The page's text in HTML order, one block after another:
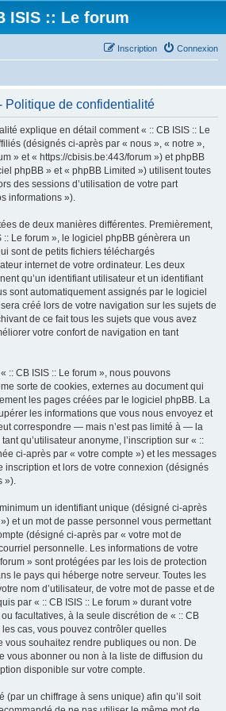
ISIS :: Le forum
Connexion
Inscription
Politique de confidentialité
explique en détail comment « :: CB ISIS :: Le
(désignés ci-après par « nous », « notre »,
» et « https://cbisis.be:443/forum ») et phpBB
phpBB » et « phpBB Limited ») utilisent toutes
des sessions d’utilisation de votre part
informations »).
de deux manières différentes. Premièrement,
:: Le forum », le logiciel phpBB génèrera un
sont de petits fichiers téléchargés
internet de votre ordinateur. Les deux
qu’un identifiant utilisateur et un identifiant
sont automatiquement assignés par le logiciel
créé lors de votre navigation sur les sujets de
de ce fait tous les sujets que vous avez
votre confort de navigation en tant
:: CB ISIS :: Le forum », nous pouvons
sorte de cookies, externes au document qui
les pages créées par le logiciel phpBB. La
les informations que vous nous envoyez et
correspondre — mais n’est pas limité à — la
qu’utilisateur anonyme, l’inscription sur « ::
ci-après par « votre compte ») et les messages
inscription et lors de votre connexion (désignés
»).
un identifiant unique (désigné ci-après
et un mot de passe personnel vous permettant
(désigné ci-après par « votre mot de
personnelle. Les informations de votre
» sont protégées par les lois de protection
le pays qui héberge notre serveur. Toutes les
nom d’utilisateur, de votre mot de passe et de
par « :: CB ISIS :: Le forum » durant votre
facultatives, à la seule discrétion de « :: CB
les cas, vous pouvez contrôler quelles
vous souhaitez rendre publiques ou non. De
vous abonner ou non à la liste de diffusion du
disponible sur votre compte.
(par un chiffrage à sens unique) afin qu’il soit